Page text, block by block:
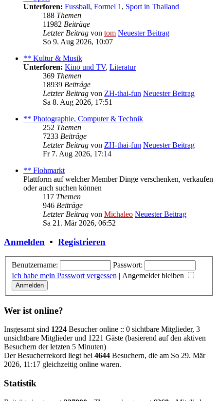
Unterforen: Fussball, Formel 1 , Sport in Thailand
188 Themen
11982 Beiträge
Letzter Beitrag von tom Neuester Beitrag
So 9. Aug 2026, 10:07
** Kultur & Musik
Unterforen: Kino und TV, Literatur
369 Themen
18939 Beiträge
Letzter Beitrag von ZH-thai-fun Neuester Beitrag
Sa 8. Aug 2026, 17:51
** Photographie, Computer & Technik
252 Themen
7233 Beiträge
Letzter Beitrag von ZH-thai-fun Neuester Beitrag
Fr 7. Aug 2026, 17:14
** Flohmarkt
Plattform auf welcher Member Dinge verschenken, verkaufen
oder auch suchen können
117 Themen
946 Beiträge
Letzter Beitrag von Michaleo Neuester Beitrag
Sa 21. Mär 2026, 06:52
Anmelden • Registrieren
Benutzername:
Passwort:
Ich habe mein Passwort vergessen | Angemeldet bleiben
Wer ist online?
Insgesamt sind 1224 Besucher online :: 0 sichtbare Mitglieder, 3
unsichtbare Mitglieder und 1221 Gäste (basierend auf den aktiven
Besuchern der letzten 5 Minuten)
Der Besucherrekord liegt bei 4644 Besuchern, die am So 29. Mär
2026, 11:17 gleichzeitig online waren.
Statistik